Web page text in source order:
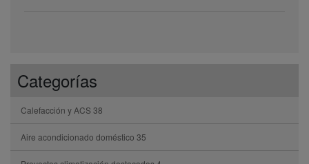
Categorías
Calefacción y ACS38
Aire acondicionado doméstico 35